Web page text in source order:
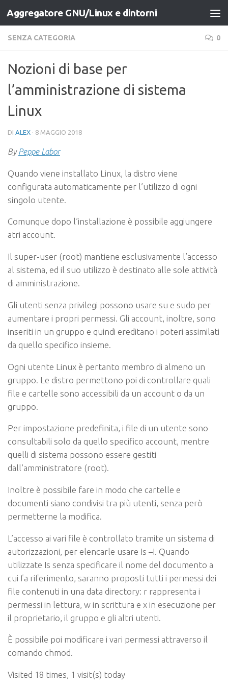
Salta al contenuto
Aggregatore GNU/Linux e dintorni
SENZA CATEGORIA 0
Nozioni di base per
l’amministrazione di sistema
Linux
DI ALEX · 8 MAGGIO 2018
ByPeppe Labor
Quando viene installato Linux, la distro viene
configurata automaticamente per l’utilizzo di ogni
singolo utente.
Comunque dopo l’installazione è possibile aggiungere
atri account.
Il super-user (root) mantiene esclusivamente l’accesso
al sistema, ed il suo utilizzo è destinato alle sole attività
di amministrazione.
Gli utenti senza privilegi possono usare su e sudo per
aumentare i propri permessi. Gli account, inoltre, sono
inseriti in un gruppo e quindi ereditano i poteri assimilati
da quello specifico insieme.
Ogni utente Linux è pertanto membro di almeno un
gruppo. Le distro permettono poi di controllare quali
file e cartelle sono accessibili da un account o da un
gruppo.
Per impostazione predefinita, i file di un utente sono
consultabili solo da quello specifico account, mentre
quelli di sistema possono essere gestiti
dall’amministratore (root).
Inoltre è possibile fare in modo che cartelle e
documenti siano condivisi tra più utenti, senza però
permetterne la modifica.
L’accesso ai vari file è controllato tramite un sistema di
autorizzazioni, per elencarle usare Is –I. Quando
utilizzate Is senza specificare il nome del documento a
cui fa riferimento, saranno proposti tutti i permessi dei
file contenuti in una data directory: r rappresenta i
permessi in lettura, w in scrittura e x in esecuzione per
il proprietario, il gruppo e gli altri utenti.
È possibile poi modificare i vari permessi attraverso il
comando chmod.
Visited 18 times, 1 visit(s) today